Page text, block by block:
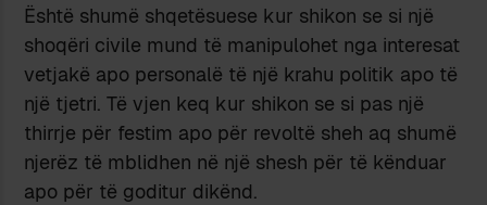
Është shumë shqetësuese kur shikon se si një
shoqëri civile mund të manipulohet nga interesat
vetjakë apo personalë të një krahu politik apo të
një tjetri. Të vjen keq kur shikon se si pas një
thirrje për festim apo për revoltë sheh aq shumë
njerëz të mblidhen në një shesh për të kënduar
apo për të goditur dikënd.